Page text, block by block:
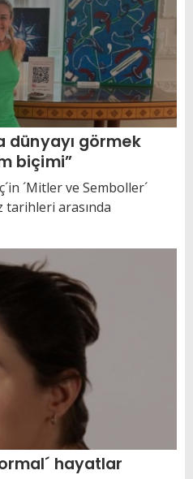
dünyayı görmek
biçimi”
´Mitler ve Semboller´
tarihleri arasında
hayatlar